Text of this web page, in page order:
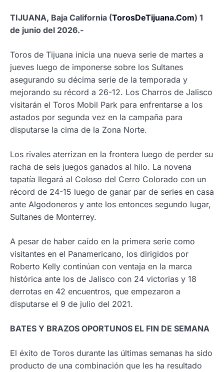
TIJUANA, Baja California (TorosDeTijuana.Com) 1
de junio del 2026.-
Toros de Tijuana inicia una nueva serie de martes a
jueves luego de imponerse sobre los Sultanes
asegurando su décima serie de la temporada y
mejorando su récord a 26-12. Los Charros de Jalisco
visitarán el Toros Mobil Park para enfrentarse a los
astados por segunda vez en la campaña para
disputarse la cima de la Zona Norte.
Los rivales aterrizan en la frontera luego de perder su
racha de seis juegos ganados al hilo. La novena
tapatía llegará al Coloso del Cerro Colorado con un
récord de 24-15 luego de ganar par de series en casa
ante Algodoneros y ante los entonces segundo lugar,
Sultanes de Monterrey.
A pesar de haber caído en la primera serie como
visitantes en el Panamericano, los dirigidos por
Roberto Kelly continúan con ventaja en la marca
histórica ante los de Jalisco con 24 victorias y 18
derrotas en 42 encuentros, que empezaron a
disputarse el 9 de julio del 2021.
BATES Y BRAZOS OPORTUNOS EL FIN DE SEMANA
El éxito de Toros durante las últimas semanas ha sido
producto de una combinación que les ha resultado